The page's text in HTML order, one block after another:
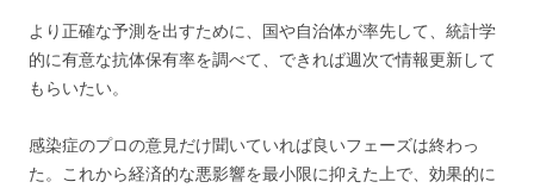
より正確な予測を出すために、国や自治体が率先して、統計学
的に有意な抗体保有率を調べて、できれば週次で情報更新して
もらいたい。
感染症のプロの意見だけ聞いていれば良いフェーズは終わっ
た。これから経済的な悪影響を最小限に抑えた上で、効果的に